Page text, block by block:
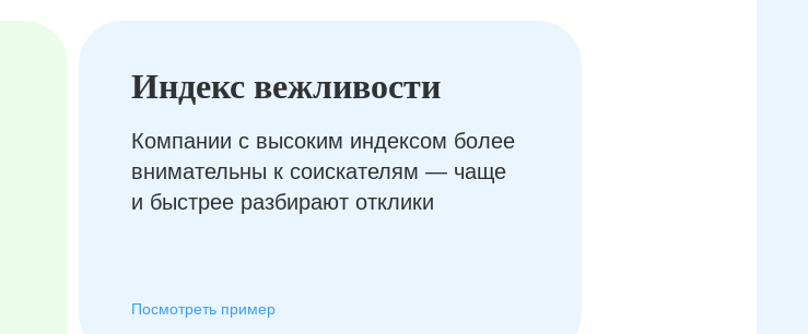
Индекс вежливости
Компании с высоким индексом более
внимательны к соискателям — чаще
и быстрее разбирают отклики
Посмотреть пример